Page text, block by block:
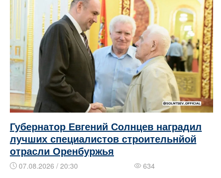
Губернатор Евгений Солнцев наградил
лучших специалистов строительнйой
отрасли Оренбуржья
07.08.2026 / 20:30 634